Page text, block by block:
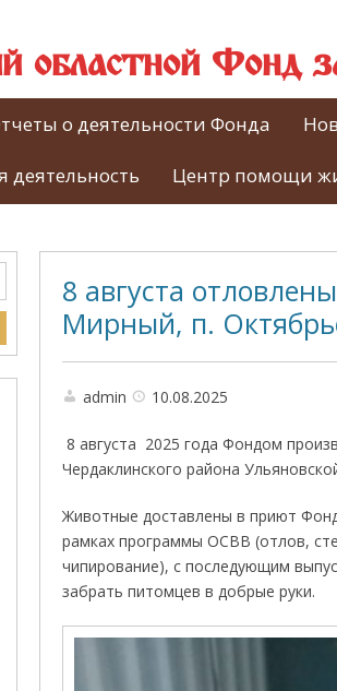
областной
о деятельности Фонда
деятельность Центр помощи
8 августа
Мирный, п.
admin 10.08.2025
8 августа 2025 года Фондом
Чердаклинского района
Животные доставлены в приют
рамках программы ОСВВ (отлов,
чипирование), с последующим
забрать питомцев в добрые руки.